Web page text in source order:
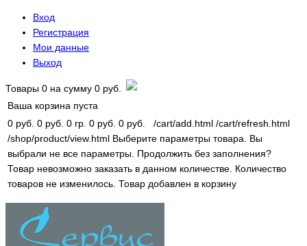
Вход
Регистрация
Мои данные
Выход
Товары 0 на сумму 0 руб.
Ваша корзина пуста
0 руб. 0 руб. 0 гр. 0 руб. 0 руб. /cart/add.html /cart/refresh.html
/shop/product/view.html Выберите параметры товара.
Вы
выбрали не все параметры. Продолжить без заполнения?
Товар невозможно заказать в данном количестве. Количество
товаров не изменилось. Товар добавлен в корзину